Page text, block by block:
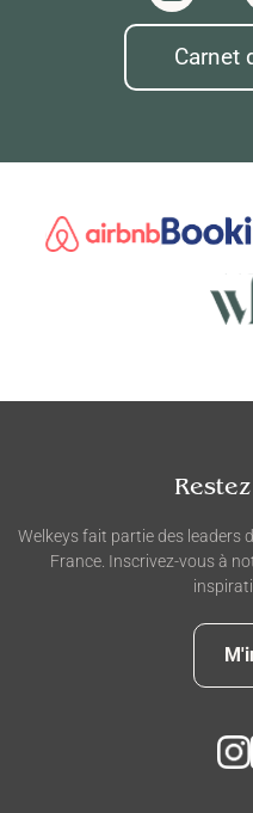
Carnet
Welkeys fait partie des leaders
France. Inscrivez-vous à